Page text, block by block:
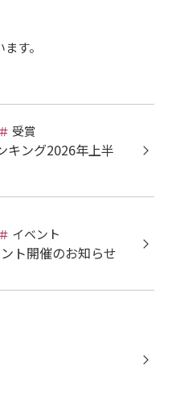
す。
受賞
キング2026年上半
イベント
ト開催のお知らせ